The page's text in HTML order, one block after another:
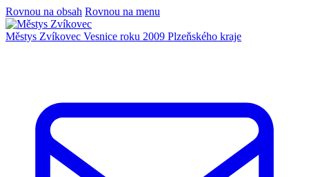
Rovnou na obsah Rovnou na menu
Městys Zvíkovec Vesnice roku 2009 Plzeňského kraje